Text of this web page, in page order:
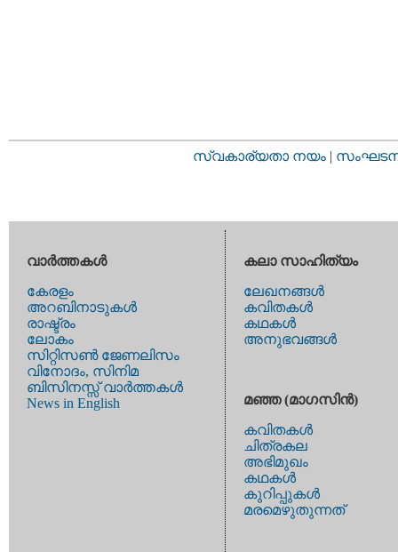
സ്വകാര്യതാ നയം |
വാര്‍ത്തകള്‍
കേരളം
അറബിനാടുകള്‍
രാഷ്ട്രം
ലോകം
സിറ്റിസണ്‍ ജേണലിസം
വിനോദം, സിനിമ
ബിസിനസ്സ് വാര്‍ത്തകള്‍
News in English
കലാ സാഹിത്യം
ലേഖനങ്ങള്‍
കവിതകള്‍
കഥകള്‍
അനുഭവങ്ങള്‍
മഞ്ഞ (മാഗസിന്‍)
കവിതകള്‍
ചിത്രകല
അഭിമുഖം
കഥകള്‍
കുറിപ്പുകള്‍
മരമെഴുതുന്നത്